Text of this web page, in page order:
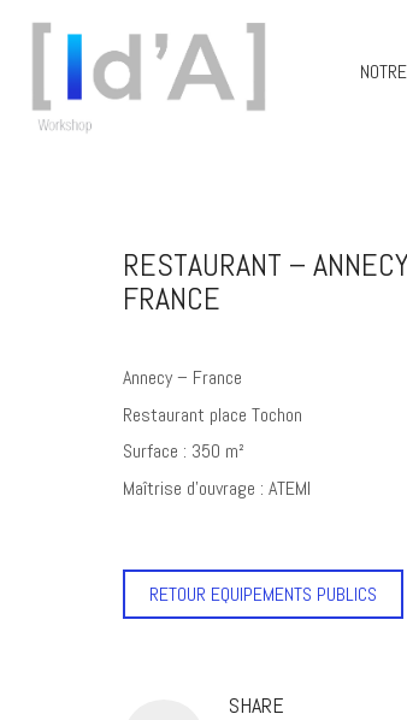
RESTAURANT –
FRANCE
Annecy – France
Restaurant place Tochon
Surface : 350 m²
Maîtrise d’ouvrage : ATEMI
RETOUR EQUIPEMENTS PUBLICS
SHARE